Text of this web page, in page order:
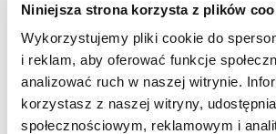
Niniejsza strona korzysta z plików
Wykorzystujemy pliki cookie do
i reklam, aby oferować funkcje
analizować ruch w naszej witrynie.
korzystasz z naszej witryny,
społecznościowym, reklamowym i
1 cebula
2 jajka
bułka tarta